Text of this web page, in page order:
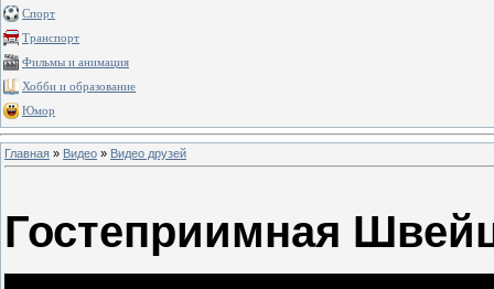
Спорт
Транспорт
Фильмы и анимация
Хобби и образование
Юмор
Главная » Видео » Видео друзей
Гостеприимная